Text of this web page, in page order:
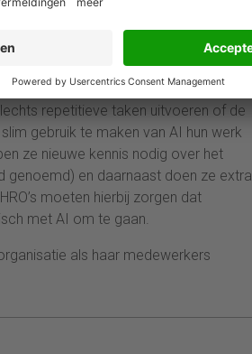
autonomie, afwisseling en
medewerkers ook gemotiveerd zijn
repetitieve taken uitvoeren of de
gebruik te maken van AI hun werk
ze nieuwe kennis nodig over het
genoemd) en daarnaast doen ze extra
moeten hierbij zorgen dat
met AI om te gaan.
als haar medewerkers